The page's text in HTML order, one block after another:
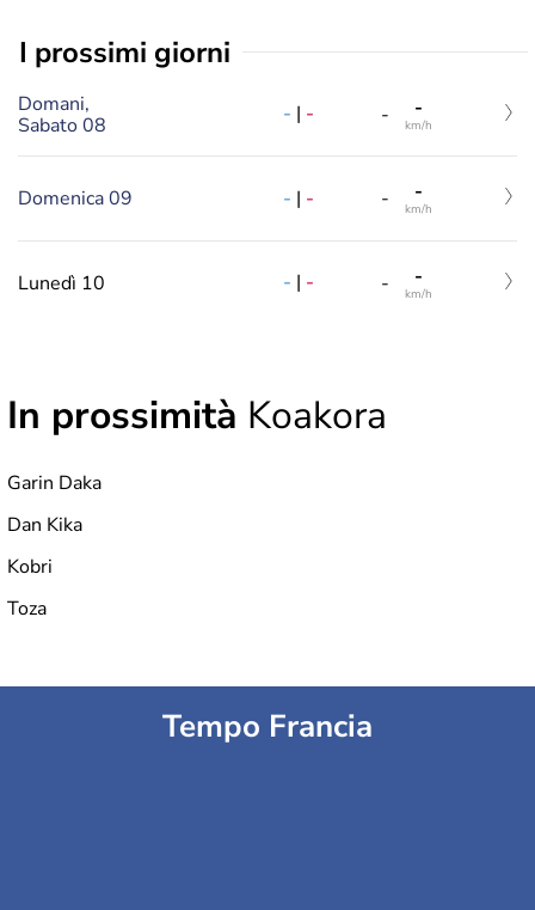
i prossimi giorni
Domani,
Sabato 08
- | - - -
km/h
Domenica 09 - | - - -
km/h
Lunedì 10 - | - - -
km/h
In prossimità Koakora
Garin Daka
Dan Kika
Kobri
Toza
Tempo Francia